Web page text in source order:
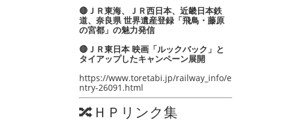
🔴ＪＲ東海、ＪＲ西日本、近畿日本鉄
道、奈良県 世界遺産登録「飛鳥・藤原
の宮都」の魅力発信
🔴ＪＲ東日本 映画「ルックバック」と
タイアップしたキャンペーン展開
https://www.toretabi.jp/railway_info/e
ntry-26091.html
🔀ＨＰリンク集